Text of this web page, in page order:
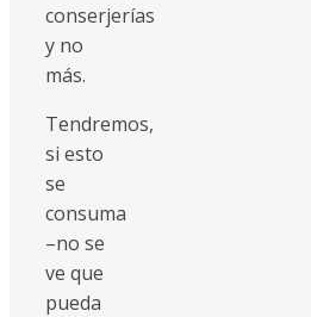
conserjerías
y no
más.
Tendremos,
si esto
se
consuma
–no se
ve que
pueda